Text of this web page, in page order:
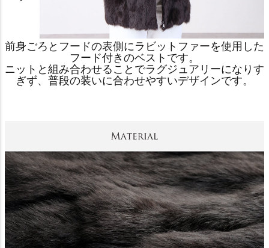
前身ごろとフードの表側にラビットファーを使用した
フード付きのベストです。
ニットと組み合わせることでラグジュアリーになりす
ぎず、普段の装いに合わせやすいデザインです。